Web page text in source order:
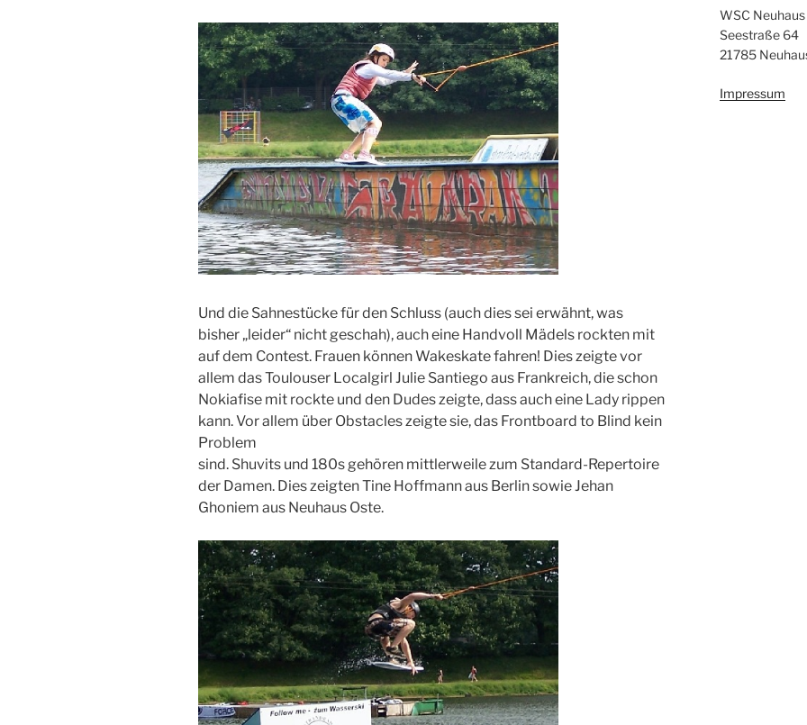
Und die Sahnestücke für den Schluss (auch dies sei erwähnt, was
bisher „leider“ nicht geschah), auch eine Handvoll Mädels rockten mit
auf dem Contest. Frauen können Wakeskate fahren! Dies zeigte vor
allem das Toulouser Localgirl Julie Santiego aus Frankreich, die schon
Nokiafise mit rockte und den Dudes zeigte, dass auch eine Lady rippen
kann. Vor allem über Obstacles zeigte sie, das Frontboard to Blind kein
Problem
sind. Shuvits und 180s gehören mittlerweile zum Standard-Repertoire
der Damen. Dies zeigten Tine Hoffmann aus Berlin sowie Jehan
Ghoniem aus Neuhaus Oste.
WSC Neuhaus
Seestraße 64
21785
Impressum